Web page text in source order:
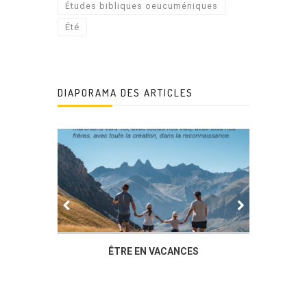
Études bibliques oeucuméniques
Été
DIAPORAMA DES ARTICLES
ÊTRE EN VACANCES